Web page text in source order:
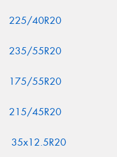
225/40R20
235/55R20
175/55R20
215/45R20
35x12.5R20